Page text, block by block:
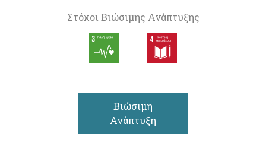
Στόχοι Βιώσιμης Ανάπτυξης
Βιώσιμη
Ανάπτυξη